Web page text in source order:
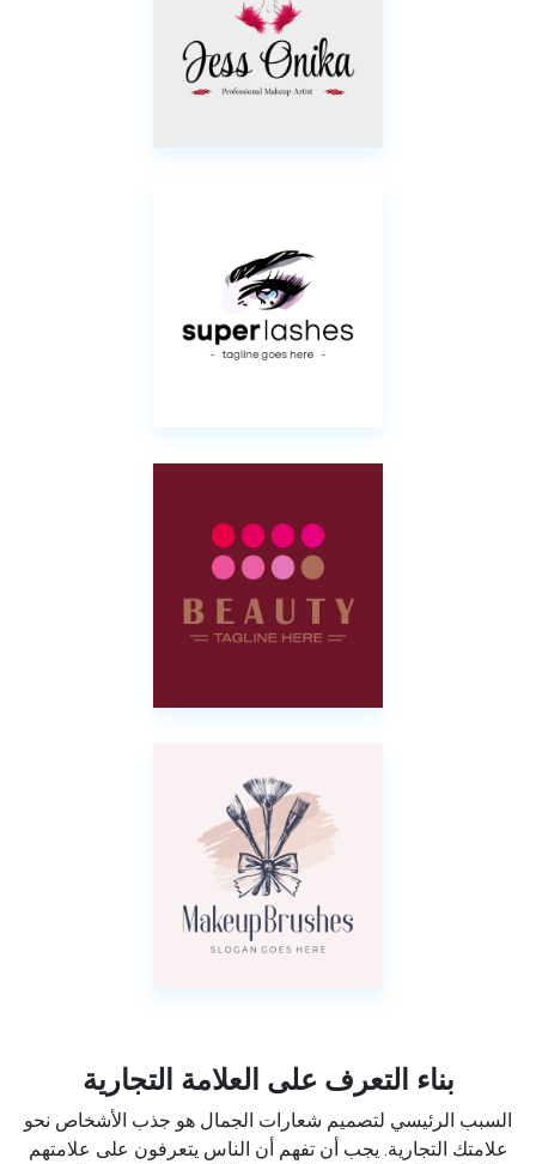
بناء التعرف على العلامة التجارية
السبب الرئيسي لتصميم شعارات الجمال هو جذب الأشخاص نحو
علامتك التجارية. يجب أن تفهم أن الناس يتعرفون على علامتهم